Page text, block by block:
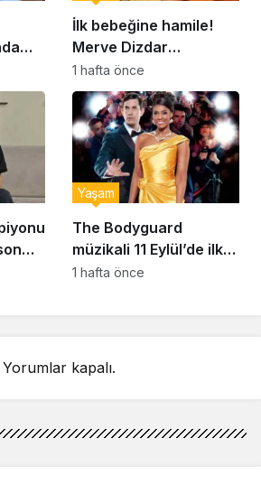
İlk bebeğine hamile!
Merve Dizdar
sessizliğini bozdu: ‘İsim
bulmak çok zor’
1 hafta önce
The Bodyguard
müzikali 11 Eylül’de ilk
kez Türkiye’de
Yaşam
1 hafta önce
Yorumlar kapalı.